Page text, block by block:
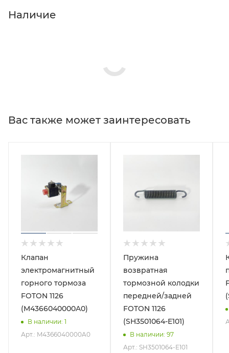
Наличие
Вас также может заинтересовать
Клапан
электромагнитный
горного тормоза
FOTON 1126
(M4366040000A0)
В наличии: 1
Арт.: M4366040000A0
Пружина
возвратная
тормозной колодки
передней/задней
FOTON 1126
(SH3501064-E101)
В наличии: 97
Арт.: SH3501064-E101